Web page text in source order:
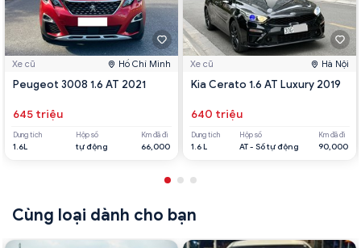
Xe cũ Hồ Chí Minh
Peugeot 3008 1.6 AT 2021
645 triệu
Dung tích
1.6L
Hộp số
tự động
Km đã đi
66,000
Xe cũ Hà Nội
Kia Cerato 1.6 AT Luxury 2019
640 triệu
Dung tích
1.6 L
Hộp số
AT - Số tự động
Km đã đi
90,000
Cùng loại dành cho bạn